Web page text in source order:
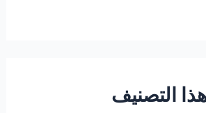
التصنيف